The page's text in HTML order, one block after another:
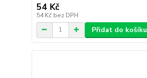
54 Kč
54 Kč bez DPH
Přidat do košíku